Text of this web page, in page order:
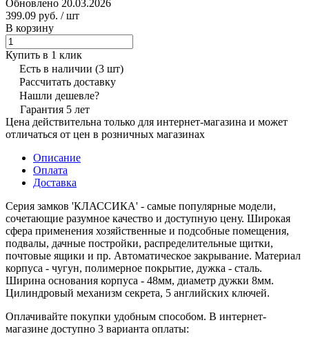
Обновлено 20.03.2026
399.09 руб. / шт
В корзину
Купить в 1 клик
Есть в наличии (3 шт)
Рассчитать доставку
Нашли дешевле?
Гарантия 5 лет
Цена действительна только для интернет-магазина и может
отличаться от цен в розничных магазинах
Описание
Оплата
Доставка
Серия замков 'КЛАССИКА' - самые популярные модели,
сочетающие разумное качество и доступную цену. Широкая
сфера применения хозяйственные и подсобные помещения,
подвалы, дачные постройки, распределительные щитки,
почтовые ящики и пр. Автоматическое закрывание. Материал
корпуса - чугун, полимерное покрытие, дужка - сталь.
Ширина основания корпуса - 48мм, диаметр дужки 8мм.
Цилиндровый механизм секрета, 5 английских ключей.
Оплачивайте покупки удобным способом. В интернет-
магазине доступно 3 варианта оплаты: